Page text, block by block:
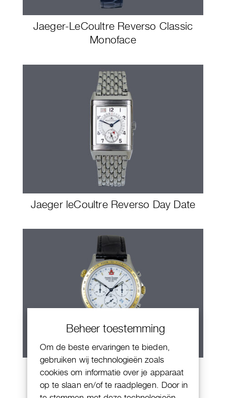
Beheer toestemming
Om de beste ervaringen te bieden,
gebruiken wij technologieën zoals
cookies om informatie over je apparaat
op te slaan en/of te raadplegen. Door in
Jaeger-LeCoultre Reverso Classic
Monoface
Jaeger leCoultre Reverso Day Date
Jaeger-LeCoultre Heraion
Chronograph